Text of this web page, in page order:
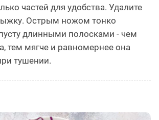
частей для удобства. Удалите
Острым ножом тонко
длинными полосками - чем
тем мягче и равномернее она
тушении.